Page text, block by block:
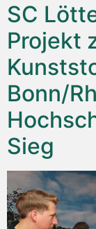
SC
Projekt
Bonn/
Sieg